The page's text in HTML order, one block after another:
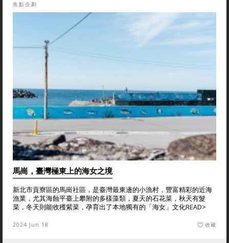
焦點企劃
馬崗，臺灣極東上的海女之境
新北市貢寮區的馬崗社區，是臺灣最東邊的小漁村，豐富精彩的近海
漁業，尤其海蝕平臺上攀附的多樣藻類，夏天的石花菜，秋天有髮
菜，冬天則能收穫紫菜，孕育出了本地獨有的「海女」文化READ>
2024 Jun 18 收藏